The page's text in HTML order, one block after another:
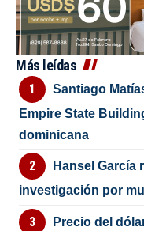
Más leídas
Santiago
Empire State
dominicana
Hansel García
investigación por
Precio del